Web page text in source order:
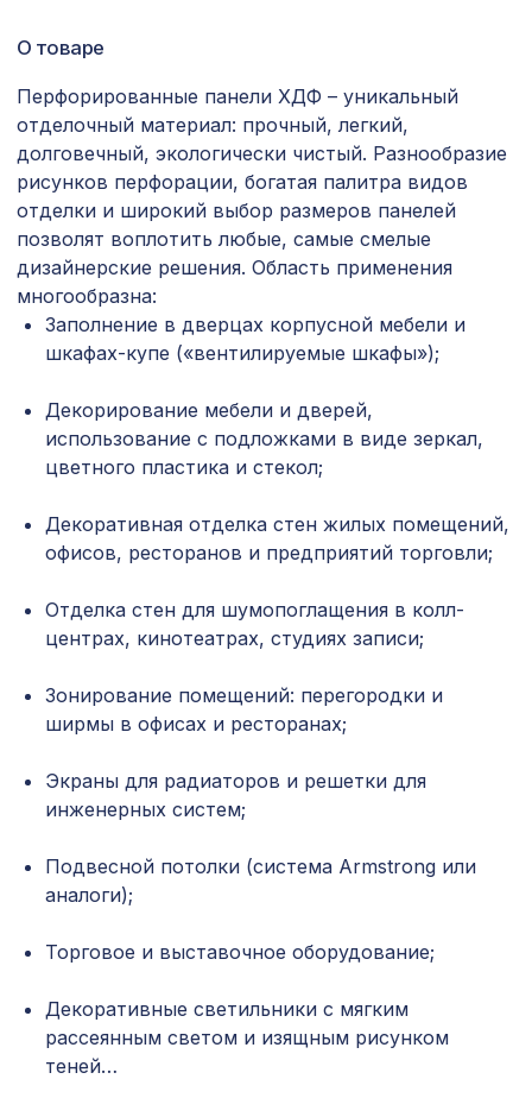
Натуральные обои Cosca Traditional
Prints L5037, 0,91 x 6,2 м
Перфорированная панель ВЕРОНИКА,
1000х680мм, ХДФ, без отделки
1162 ₽
Молдинг MX009, 38х18, 2000мм,
Экополимер/25
УНИВЕРСАЛЬНЫЙ НАБОР для
увеличения ширины арок КЛАССИКА,
Перфорированная панель ДЕДАЛО,
1000х680мм, ХДФ, ольха
1110 ₽
для балки 120х120мм венге, консоль
Перфорированная панель АБАКО,
Перфорированная панель
РОМАНИКО, 2070х930мм, ХДФ, бук
Перфорированная панель
2790х1020мм, ХДФ, белая
5107 ₽
90х55мм, африканский палисандр
1030х695мм, ХДФ, клён
О товаре
Перфорированные панели ХДФ – уникальный
отделочный материал: прочный, легкий,
долговечный, экологически чистый. Разнообразие
рисунков перфорации, богатая палитра видов
отделки и широкий выбор размеров панелей
позволят воплотить любые, самые смелые
дизайнерские решения. Область применения
многообразна:
Заполнение в дверцах корпусной мебели и
шкафах-купе («вентилируемые шкафы»);
Декорирование мебели и дверей,
использование с подложками в виде зеркал,
цветного пластика и стекол;
Декоративная отделка стен жилых помещений,
офисов, ресторанов и предприятий торговли;
Отделка стен для шумопоглащения в колл-
центрах, кинотеатрах, студиях записи;
Зонирование помещений: перегородки и
ширмы в офисах и ресторанах;
Экраны для радиаторов и решетки для
инженерных систем;
Подвесной потолки (система Armstrong или
аналоги);
Торговое и выставочное оборудование;
Декоративные светильники с мягким
рассеянным светом и изящным рисунком
теней…